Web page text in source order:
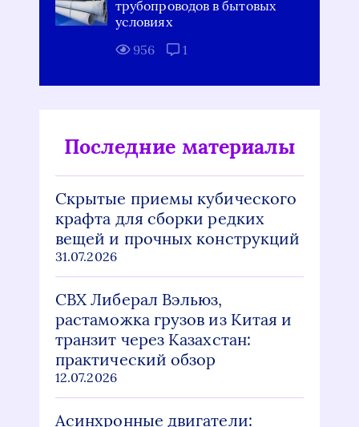
трубопроводов в бытовых
условиях
956
1
Последние материалы
Скрытые приемы кубического
крафта для сборки редких
вещей и прочных конструкций
31.07.2026
СВХ Либерал Вэльюз,
растаможка грузов из Китая и
транзит через Казахстан:
практический обзор
12.07.2026
Асинхронные двигатели: